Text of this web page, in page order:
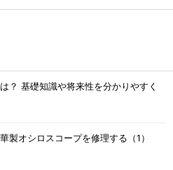
？ 基礎知識や将来性を分かりやすく
製オシロスコープを修理する（1）